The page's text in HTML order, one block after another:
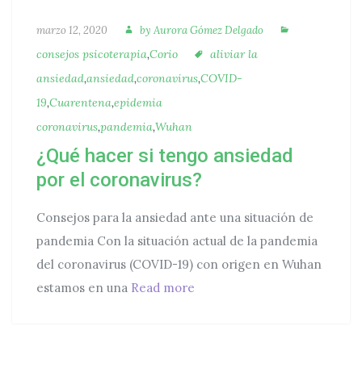
Publicado
marzo 12, 2020 Autora
by Aurora Gómez Delgado
consejos psicoterapia,Corio Etiquetas
aliviar la
ansiedad,ansiedad,coronavirus,COVID-
19,Cuarentena,epidemia
coronavirus,pandemia,Wuhan
¿Qué hacer si tengo ansiedad
por el coronavirus?
Consejos para la ansiedad ante una situación de
pandemia Con la situación actual de la pandemia
del coronavirus (COVID-19) con origen en Wuhan
estamos en una Read more